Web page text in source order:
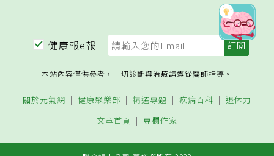
健康報e報
本站內容僅供參考，一切診斷與治療請遵從醫師指導。
關於元氣網 健康聚樂部 精選專題 疾病百科
退休力
文章首頁
專欄作家